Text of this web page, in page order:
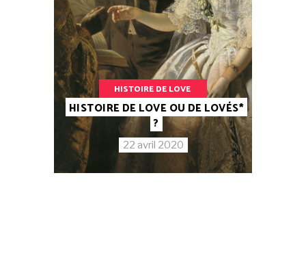
HISTOIRE DE LOVE
HISTOIRE DE LOVE OU DE LOVÉS*
?
22 avril 2020